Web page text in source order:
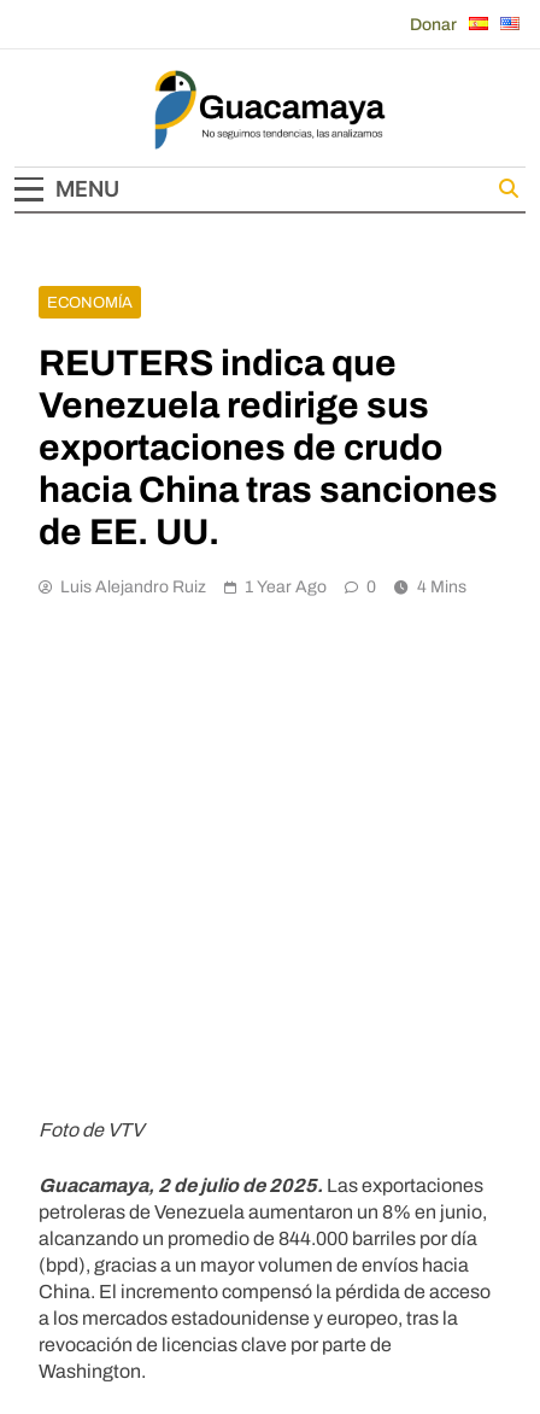
Donar
Guacamaya
MENU
ECONOMÍA
REUTERS indica que
Venezuela redirige sus
exportaciones de crudo
hacia China tras sanciones
de EE. UU.
Luis Alejandro Ruiz 1 Year Ago 0 4 Mins
Foto de VTV
Guacamaya, 2 de julio de 2025. Las exportaciones
petroleras de Venezuela aumentaron un 8% en junio,
alcanzando un promedio de 844.000 barriles por día
(bpd), gracias a un mayor volumen de envíos hacia
China. El incremento compensó la pérdida de acceso
a los mercados estadounidense y europeo, tras la
revocación de licencias clave por parte de
Washington.